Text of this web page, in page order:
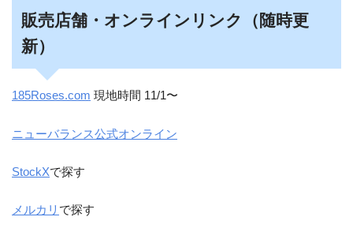
販売店舗・オンラインリンク（随時更
新）
185Roses.com 現地時間 11/1〜
ニューバランス公式オンライン
StockXで探す
メルカリ で探す